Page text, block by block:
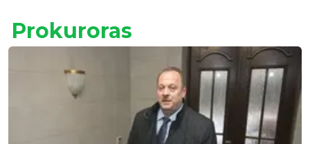
Prokuroras